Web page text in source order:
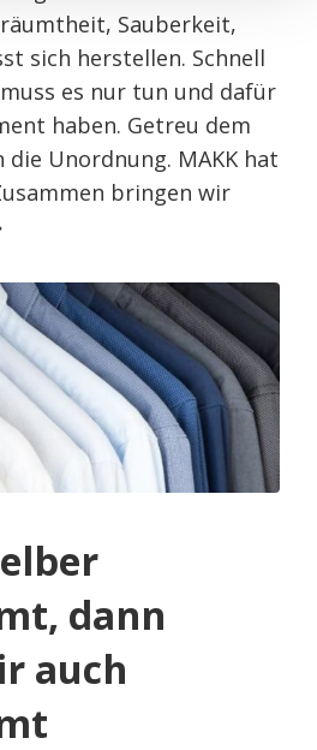
Sauberkeit,
sich herstellen. Schnell
es nur tun und dafür
haben. Getreu dem
die Unordnung. MAKK hat
bringen wir
dann
auch